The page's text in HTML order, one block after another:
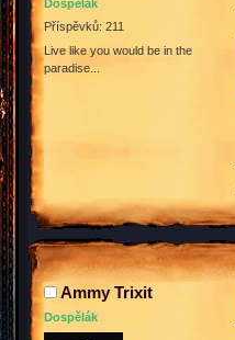
Dospělák
Příspěvků: 211
Live like you would be in the
paradise...
Ammy Trixit
Dospělák